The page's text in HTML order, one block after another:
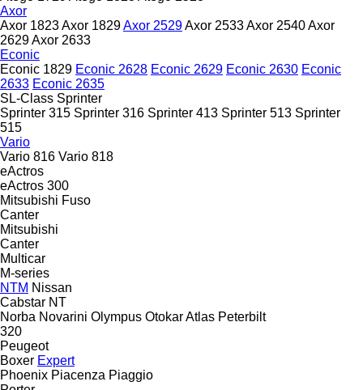
Axor
Axor 1823Axor 1829Axor 2529Axor 2533Axor 2540Axor
2629Axor 2633
Econic
Econic 1829 Econic 2628 Econic 2629 Econic 2630 Econic
2633 Econic 2635
SL-Class Sprinter
Sprinter 315 Sprinter 316 Sprinter 413 Sprinter 513 Sprinter
515
Vario
Vario 816 Vario 818
eActros
eActros 300
Mitsubishi Fuso
Canter
Mitsubishi
Canter
Multicar
M-series
NTM Nissan
Cabstar NT
Norba Novarini Olympus Otokar Atlas Peterbilt
320
Peugeot
Boxer Expert
Phoenix Piacenza Piaggio